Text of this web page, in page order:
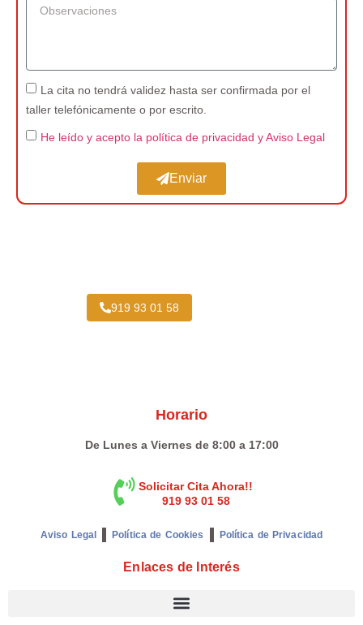
La cita no tendrá validez hasta ser confirmada por el
taller telefónicamente o por escrito.
He leído y acepto la política de privacidad y Aviso Legal
Enviar
919 93 01 58
Horario
De Lunes a Viernes de 8:00 a 17:00
Solicitar Cita Ahora!!
919 93 01 58
Aviso Legal Política de Cookies Política de Privacidad
Enlaces de Interés